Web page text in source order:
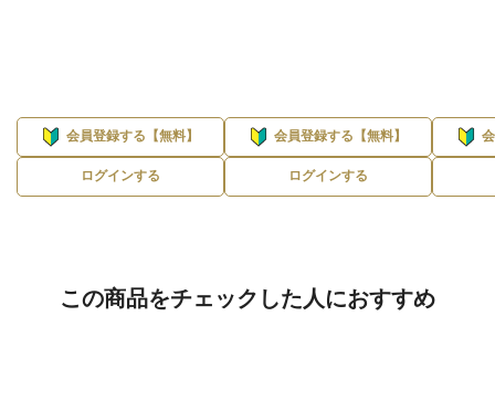
会員登録する【無料】
ログインする
会員登録する【無料】
ログインする
この商品をチェックした人におすすめ